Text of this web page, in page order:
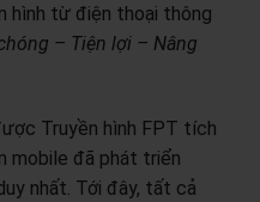
hình từ điện thoại thông
– Tiện lợi – Nâng
Truyền hình FPT tích
mobile đã phát triển
nhất. Tới đây, tất cả